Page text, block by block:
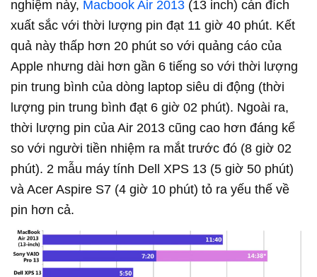
nghiệm này, Macbook Air 2013 (13 inch) cán đích
xuất sắc với thời lượng pin đạt 11 giờ 40 phút. Kết
quả này thấp hơn 20 phút so với quảng cáo của
Apple nhưng dài hơn gần 6 tiếng so với thời lượng
pin trung bình của dòng laptop siêu di động (thời
lượng pin trung bình đạt 6 giờ 02 phút). Ngoài ra,
thời lượng pin của Air 2013 cũng cao hơn đáng kể
so với người tiền nhiệm ra mắt trước đó (8 giờ 02
phút). 2 mẫu máy tính Dell XPS 13 (5 giờ 50 phút)
và Acer Aspire S7 (4 giờ 10 phút) tỏ ra yếu thế về
pin hơn cả.